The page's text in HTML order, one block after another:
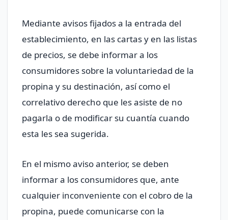
Mediante avisos fijados a la entrada del
establecimiento, en las cartas y en las listas
de precios, se debe informar a los
consumidores sobre la voluntariedad de la
propina y su destinación, así como el
correlativo derecho que les asiste de no
pagarla o de modificar su cuantía cuando
esta les sea sugerida.
En el mismo aviso anterior, se deben
informar a los consumidores que, ante
cualquier inconveniente con el cobro de la
propina, puede comunicarse con la